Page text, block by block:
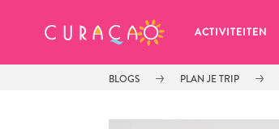
ACTIVITEITEN
BLOGS PLAN JE TRIP
MIJN FAVORIETEN